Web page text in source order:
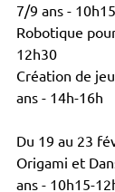
7/9 ans -
Robotique
12h30
Création de
ans - 14h-16h
Du 19 au 23
Origami et
ans - 10h15-